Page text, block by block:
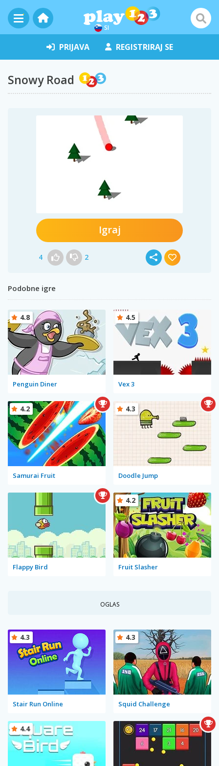
SI
PRIJAVA REGISTRIRAJ SE
Snowy Road
Igraj
4 2
Podobne igre
Penguin Diner
4.8
Vex 3
4.5
Samurai Fruit
4.2
Doodle Jump
4.3
Flappy Bird Fruit Slasher
4.2
OGLAS
Stair Run Online
4.3
Squid Challenge
4.3
4.4